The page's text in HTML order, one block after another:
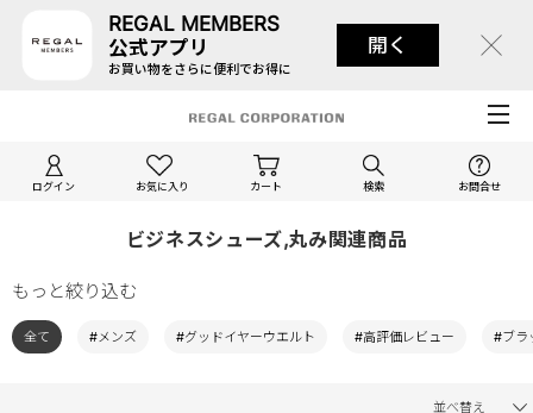
REGAL MEMBERS
公式アプリ
お買い物をさらに便利でお得に
開く
ログイン お気に入り カート 検索 お問合せ
ビジネスシューズ,丸み関連商品
もっと絞り込む
全て #メンズ #グッドイヤーウエルト #高評価レビュー #ブラ
並べ替え